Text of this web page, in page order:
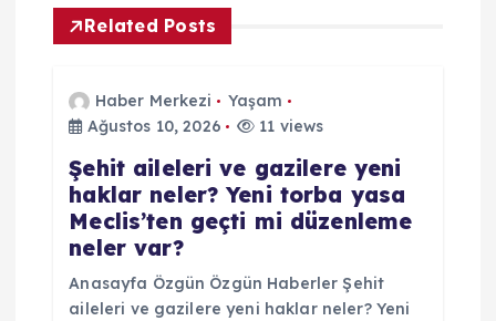
e
Related Posts
Haber Merkezi
Yaşam
Ağustos 10, 2026
11 views
Şehit aileleri ve gazilere yeni
haklar neler? Yeni torba yasa
Meclis’ten geçti mi düzenleme
neler var?
Anasayfa Özgün Özgün Haberler Şehit
aileleri ve gazilere yeni haklar neler? Yeni